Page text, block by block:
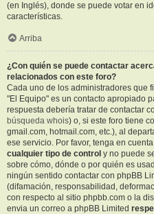
(en Inglés), donde se puede votar en
características.
Arriba
¿Con quién se puede contactar
relacionados con este foro?
Cada uno de los administradores que
"El Equipo" es un contacto apropiado
respuesta debería tratar de contactar
búsqueda whois) o, si este foro tiene
gmail.com, hotmail.com, etc.), al
ese servicio. Por favor, tenga en
cualquier tipo de control y no puede
sobre cómo, dónde o por quién es
ningún sentido contactar con phpBB
(difamación, responsabilidad,
con respecto al sitio phpbb.com o la
envia un correo a phpBB Limited